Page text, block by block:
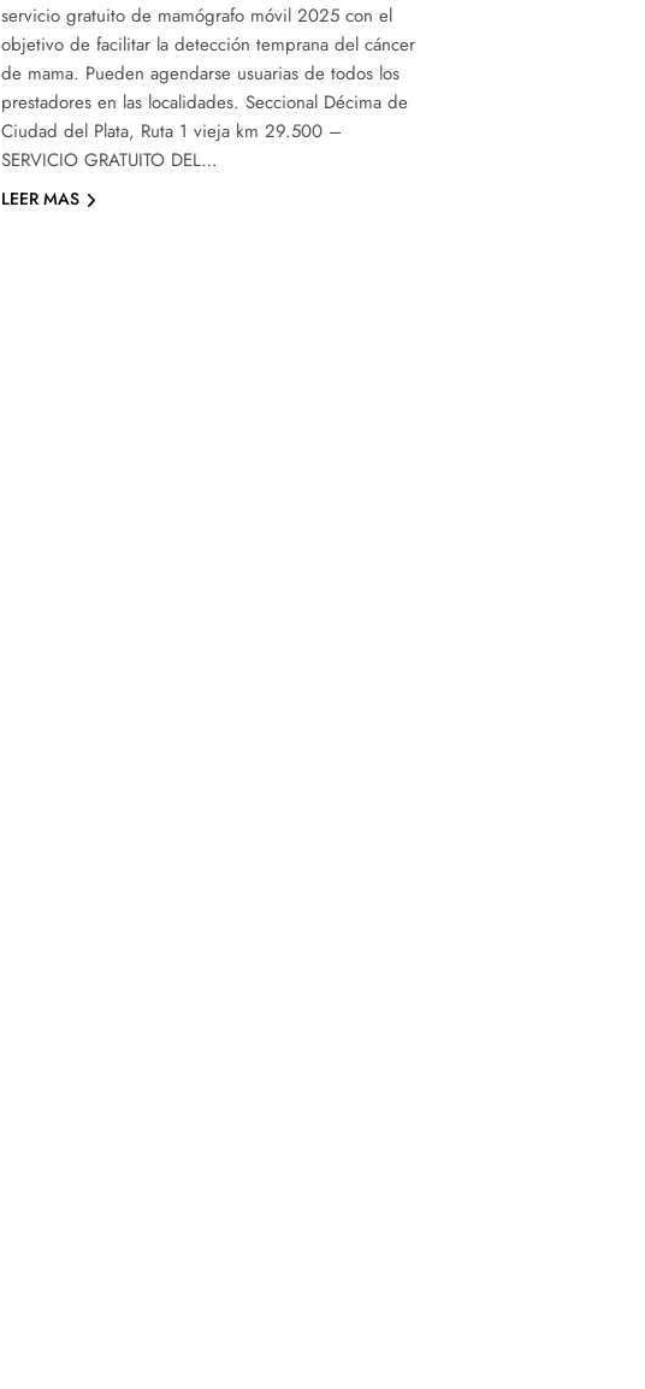
servicio gratuito de mamógrafo móvil 2025 con el
objetivo de facilitar la detección temprana del cáncer
de mama. Pueden agendarse usuarias de todos los
prestadores en las localidades. Seccional Décima de
Ciudad del Plata, Ruta 1 vieja km 29.500 –
SERVICIO GRATUITO DEL…
LEER MAS